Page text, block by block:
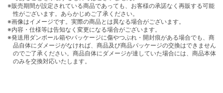
※販売期間が設定されている商品であっても、お客様の承諾なく再販する可能
性がございます。あらかじめご了承ください。
※画像はイメージです。実際の商品とは異なる場合がございます。
※内容・仕様等は告知なく変更になる場合がございます。
※発送用ダンボール箱やパッケージに傷やつぶれ・開封痕がある場合でも、商
品自体にダメージがなければ、商品及び商品パッケージの交換はできません
のでご了承ください。商品自体にダメージが達していた場合には、商品本体
のみを交換対応いたします。